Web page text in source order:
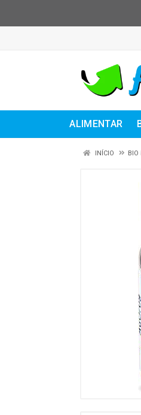
ALIMENTAR
INÍCIO BIO